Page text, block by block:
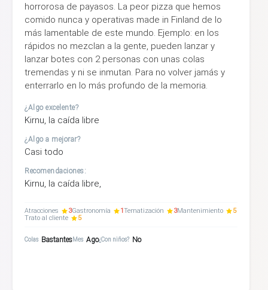
horrorosa de payasos. La peor pizza que hemos
comido nunca y operativas made in Finland de lo
más lamentable de este mundo. Ejemplo: en los
rápidos no mezclan a la gente, pueden lanzar y
lanzar botes con 2 personas con unas colas
tremendas y ni se inmutan. Para no volver jamás y
enterrarlo en lo más profundo de la memoria.
¿Algo excelente?
Kirnu, la caída libre
¿Algo a mejorar?
Casi todo
Recomendaciones:
Kirnu, la caída libre,
Atracciones 3Gastronomía 1 Tematización 3Mantenimiento
5
Trato al cliente
5
Colas BastantesMes Ago¿Con niños? No